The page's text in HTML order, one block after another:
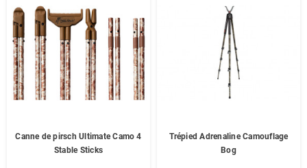
Canne de pirsch Ultimate Camo 4
Stable Sticks
Trépied Adrenaline Camouflage
Bog